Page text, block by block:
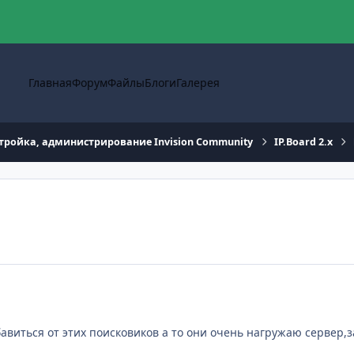
ГлавнаяФорумФайлыБлогиГалерея
администрирование Invision Community IP.Board 2.x
от этих поисковиков а то они очень нагружаю